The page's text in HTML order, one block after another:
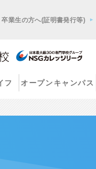
卒業生の方へ(証明書発行等)
フ オープンキャンパス